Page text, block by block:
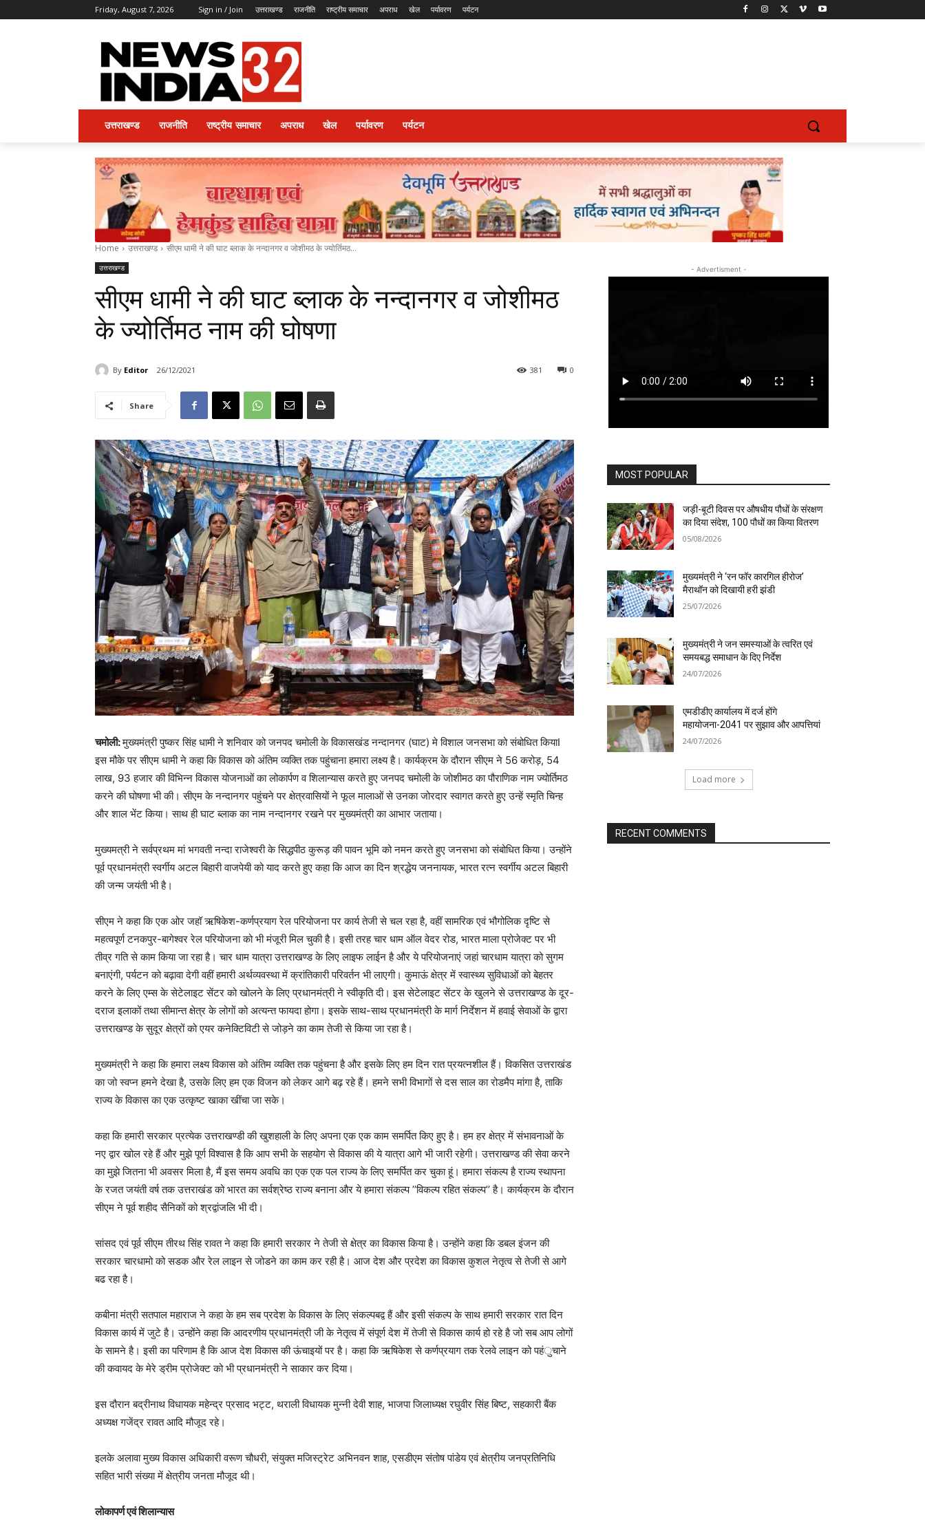
Friday, August 7, 2026 Sign in / Join उत्तराखण्ड राजनीति राष्ट्रीय समाचार अपराध खेल पर्यावरण पर्यटन
उत्तराखण्ड राजनीति राष्ट्रीय समाचार अपराध खेल पर्यावरण पर्यटन
Home उत्तराखण्ड सीएम धामी ने की घाट ब्लाक के नन्दानगर व जोशीमठ के ज्योर्तिमठ...
उत्तराखण्ड
सीएम धामी ने की घाट ब्लाक के नन्दानगर व जोशीमठ
के ज्योर्तिमठ नाम की घोषणा
By Editor 26/12/2021 0
381
Share
चमोली:मुख्यमंत्री पुष्कर सिंह धामी ने शनिवार को जनपद चमोली के विकासखंड नन्दानगर (घाट) मे विशाल जनसभा को संबोधित कियाI
इस मौके पर सीएम धामी ने कहा कि विकास को अंतिम व्यक्ति तक पहुंचाना हमारा लक्ष्य है। कार्यक्रम के दौरान सीएम ने 56 करोड़, 54
लाख, 93 हजार की विभिन्न विकास योजनाओं का लोकार्पण व शिलान्यास करते हुए जनपद चमोली के जोशीमठ का पौराणिक नाम ज्योर्तिमठ
करने की घोषणा भी की। सीएम के नन्दानगर पहुंचने पर क्षेत्रवासियों ने फूल मालाओं से उनका जोरदार स्वागत करते हुए उन्हें स्मृति चिन्ह
और शाल भेंट किया। साथ ही घाट ब्लाक का नाम नन्दानगर रखने पर मुख्यमंत्री का आभार जताया।
मुख्यमत्री ने सर्वप्रथम मां भगवती नन्दा राजेश्वरी के सिद्धपीठ कुरूड़ की पावन भूमि को नमन करते हुए जनसभा को संबोधित किया। उन्होंने
पूर्व प्रधानमंत्री स्वर्गीय अटल बिहारी वाजपेयी को याद करते हुए कहा कि आज का दिन श्रद्धेय जननायक, भारत रत्न स्वर्गीय अटल बिहारी
की जन्म जयंती भी है।
सीएम ने कहा कि एक ओर जहॉ ऋषिकेश-कर्णप्रयाग रेल परियोजना पर कार्य तेजी से चल रहा है, वहीं सामरिक एवं भौगोलिक दृष्टि से
महत्वपूर्ण टनकपुर-बागेश्वर रेल परियोजना को भी मंजूरी मिल चुकी है। इसी तरह चार धाम ऑल वेदर रोड, भारत माला प्रोजेक्ट पर भी
तीव्र गति से काम किया जा रहा है। चार धाम यात्रा उत्तराखण्ड के लिए लाइफ लाईन है और ये परियोजनाएं जहां चारधाम यात्रा को सुगम
बनाएंगी, पर्यटन को बढ़ावा देगी वहीं हमारी अर्थव्यवस्था में क्रांतिकारी परिवर्तन भी लाएगी। कुमाऊं क्षेत्र में स्वास्थ्य सुविधाओं को बेहतर
करने के लिए एम्स के सेटेलाइट सेंटर को खोलने के लिए प्रधानमंत्री ने स्वीकृति दी। इस सेटेलाइट सेंटर के खुलने से उत्तराखण्ड के दूर-
दराज इलाकों तथा सीमान्त क्षेत्र के लोगों को अत्यन्त फायदा होगा। इसके साथ-साथ प्रधानमंत्री के मार्ग निर्देशन में हवाई सेवाओं के द्वारा
उत्तराखण्ड के सुदूर क्षेत्रों को एयर कनेक्टिविटी से जोड़ने का काम तेजी से किया जा रहा है।
मुख्यमंत्री ने कहा कि हमारा लक्ष्य विकास को अंतिम व्यक्ति तक पहुंचना है और इसके लिए हम दिन रात प्रयत्नशील हैं। विकसित उत्तराखंड
का जो स्वप्न हमने देखा है, उसके लिए हम एक विजन को लेकर आगे बढ़ रहे हैं। हमने सभी विभागों से दस साल का रोडमैप मांगा है, ताकि
राज्य के विकास का एक उत्कृष्ट खाका खींचा जा सके।
कहा कि हमारी सरकार प्रत्येक उत्तराखण्डी की खुशहाली के लिए अपना एक एक काम समर्पित किए हुए है। हम हर क्षेत्र में संभावनाओं के
नए द्वार खोल रहे हैं और मुझे पूर्ण विश्वास है कि आप सभी के सहयोग से विकास की ये यात्रा आगे भी जारी रहेगी। उत्तराखण्ड की सेवा करने
का मुझे जितना भी अवसर मिला है, मैं इस समय अवधि का एक एक पल राज्य के लिए समर्पित कर चुका हूं। हमारा संकल्प है राज्य स्थापना
के रजत जयंती वर्ष तक उत्तराखंड को भारत का सर्वश्रेष्ठ राज्य बनाना और ये हमारा संकल्प ’’विकल्प रहित संकल्प’’ है। कार्यक्रम के दौरान
सीएम ने पूर्व शहीद सैनिकों को श्रद्वांजलि भी दी।
सांसद एवं पूर्व सीएम तीरथ सिंह रावत ने कहा कि हमारी सरकार ने तेजी से क्षेत्र का विकास किया है। उन्होंने कहा कि डबल इंजन की
सरकार चारधामो को सडक और रेल लाइन से जोडने का काम कर रही है। आज देश और प्रदेश का विकास कुशल नेतृत्व से तेजी से आगे
बढ रहा है।
कबीना मंत्री सतपाल महाराज ने कहा के हम सब प्रदेश के विकास के लिए संकल्पबद्व हैं और इसी संकल्प के साथ हमारी सरकार रात दिन
विकास कार्य में जुटे है। उन्होंने कहा कि आदरणीय प्रधानमंत्री जी के नेतृत्व में संपूर्ण देश में तेजी से विकास कार्य हो रहे है जो सब आप लोगों
के सामने है। इसी का परिणाम है कि आज देश विकास की ऊंचाइयों पर है। कहा कि ऋषिकेश से कर्णप्रयाग तक रेलवे लाइन को पहंुचाने
की कवायद के मेरे ड्रीम प्रोजेक्ट को भी प्रधानमंत्री ने साकार कर दिया।
इस दौरान बद्रीनाथ विधायक महेन्द्र प्रसाद भट्ट, थराली विधायक मुन्नी देवी शाह, भाजपा जिलाध्यक्ष रघुवीर सिंह बिष्ट, सहकारी बैंक
अध्यक्ष गजेंद्र रावत आदि मौजूद रहे।
इलके अलावा मुख्य विकास अधिकारी वरूण चौधरी, संयुक्त मजिस्ट्रेट अभिनवन शाह, एसडीएम संतोष पांडेय एवं क्षेत्रीय जनप्रतिनिधि
सहित भारी संख्या में क्षेत्रीय जनता मौजूद थी।
लोकापर्ण एवं शिलान्यास
- Advertisment -
MOST POPULAR
जड़ी-बूटी दिवस पर औषधीय पौधों के संरक्षण
का दिया संदेश, 100 पौधों का किया वितरण
05/08/2026
मुख्यमंत्री ने ‘रन फॉर कारगिल हीरोज’
मैराथॉन को दिखायी हरी झंडी
25/07/2026
मुख्यमंत्री ने जन समस्याओं के त्वरित एवं
समयबद्ध समाधान के दिए निर्देश
24/07/2026
एमडीडीए कार्यालय में दर्ज होंगे
महायोजना-2041 पर सुझाव और आपत्तियां
24/07/2026
Load more
RECENT COMMENTS